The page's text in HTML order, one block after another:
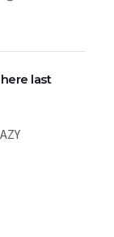
last